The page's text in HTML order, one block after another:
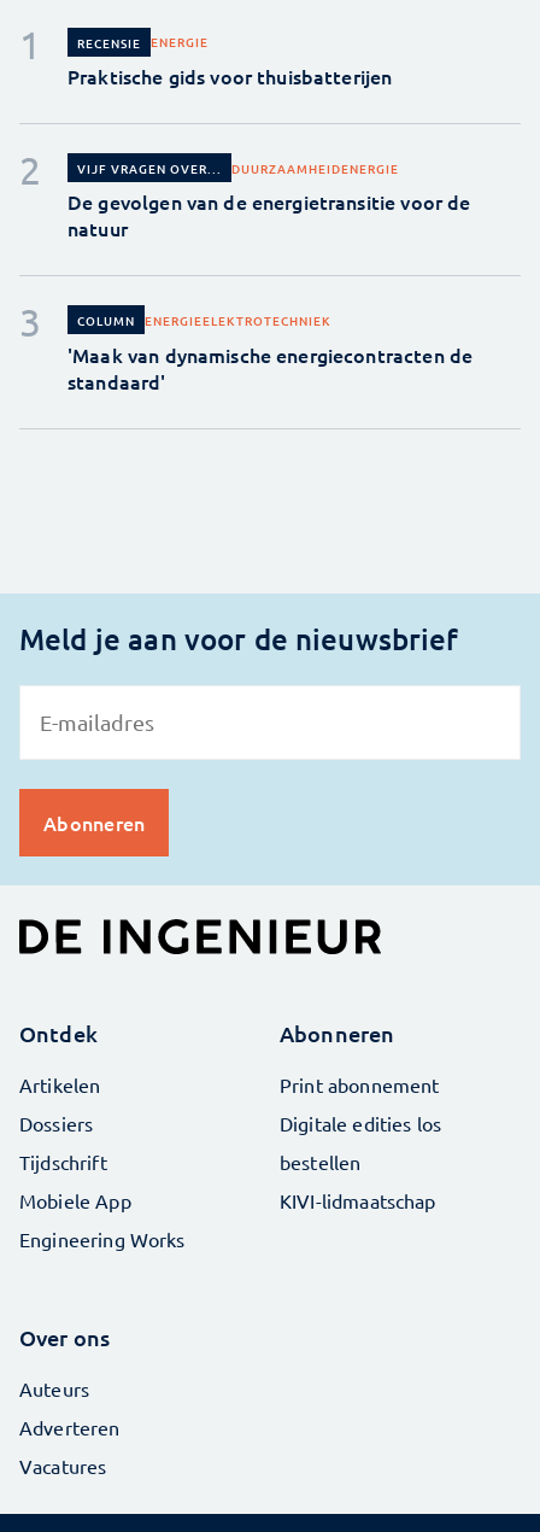
RECENSIE ENERGIE
Praktische gids voor thuisbatterijen
VIJF VRAGEN OVER... DUURZAAMHEIDENERGIE
De gevolgen van de energietransitie voor de
natuur
COLUMN ENERGIEELEKTROTECHNIEK
'Maak van dynamische energiecontracten de
standaard'
Meld je aan voor de nieuwsbrief
Ontdek
Artikelen
Dossiers
Tijdschrift
Mobiele App
Engineering Works
Abonneren
Print abonnement
Digitale edities los
bestellen
KIVI-lidmaatschap
Over ons
Auteurs
Adverteren
Vacatures